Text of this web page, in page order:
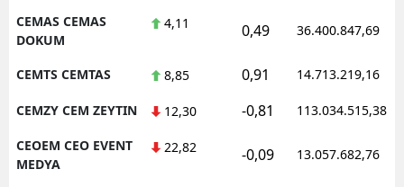
CEMAS CEMAS
DOKUM
4,11 0,49 36.400.847,69
CEMTS CEMTAS 8,85 0,91 14.713.219,16
CEMZY CEM ZEYTIN 12,30 -0,81 113.034.515,38
CEOEM CEO EVENT
MEDYA
22,82 -0,09 13.057.682,76